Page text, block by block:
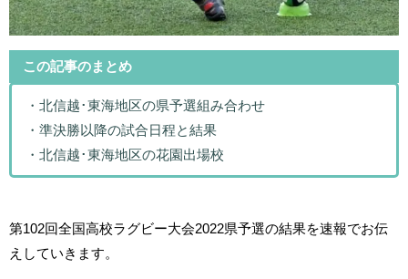
この記事のまとめ
・北信越･東海地区の県予選組み合わせ
・準決勝以降の試合日程と結果
・北信越･東海地区の花園出場校
第102回全国高校ラグビー大会2022県予選の結果を速報でお伝
えしていきます。